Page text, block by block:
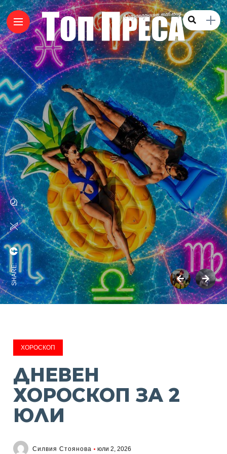
SHARE:
ХОРОСКОП
ДНЕВЕН
ХОРОСКОП ЗА 2
ЮЛИ
Силвия Стоянова юли 2, 2026